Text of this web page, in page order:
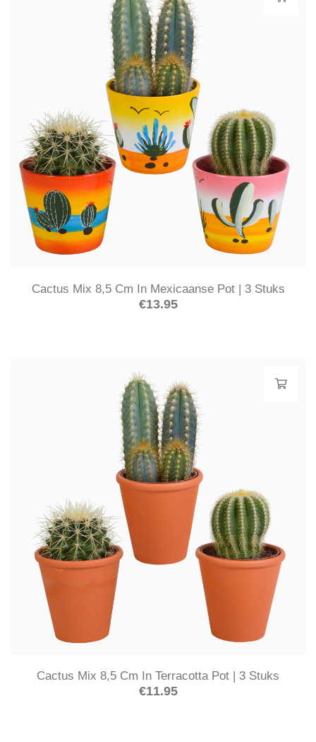
Cactus Mix 8,5 Cm In Mexicaanse Pot | 3 Stuks
€13.95
Cactus Mix 8,5 Cm In Terracotta Pot | 3 Stuks
€11.95